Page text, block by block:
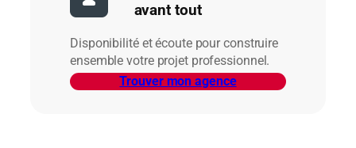
avant tout
Disponibilité et écoute pour construire
ensemble votre projet professionnel.
Trouver mon agence